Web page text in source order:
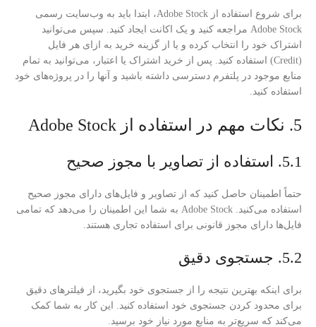
برای شروع استفاده از Adobe Stock، ابتدا باید به وب‌سایت رسمی
Adobe Stock مراجعه کنید و یک اکانت ایجاد کنید. سپس می‌توانید
اشتراک خود را انتخاب کرده و یا از گزینه خرید به ازای هر فایل
(Credit) استفاده کنید. پس از خرید اشتراک یا اعتبار، می‌توانید به تمام
منابع موجود در پلتفرم دسترسی داشته باشید و آنها را در پروژه‌های خود
استفاده کنید.
5. نکات مهم در استفاده از Adobe Stock
5.1. استفاده از تصاویر با مجوز صحیح
حتماً اطمینان حاصل کنید که از تصاویر و فایل‌های دارای مجوز صحیح
استفاده می‌کنید. Adobe Stock به شما این اطمینان را می‌دهد که تمامی
فایل‌ها دارای مجوز قانونی برای استفاده تجاری هستند.
5.2. جستجوی دقیق
برای اینکه بهترین نتیجه را از جستجوی خود بگیرید، از فیلترهای دقیق
برای محدود کردن جستجوی خود استفاده کنید. این کار به شما کمک
می‌کند که سریع‌تر به منابع مورد نیاز خود برسید.